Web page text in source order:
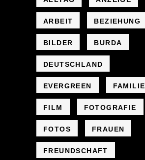
ARBEIT BEZIEHUNG
BILDER BURDA
DEUTSCHLAND
EVERGREEN FAMILIE
FILM FOTOGRAFIE
FOTOS FRAUEN
FREUNDSCHAFT